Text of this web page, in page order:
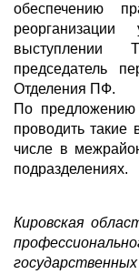
обеспечению
выступлении
председатель
Отделения ПФ.
По предложению
проводить такие
числе в
подразделениях.
Кировская